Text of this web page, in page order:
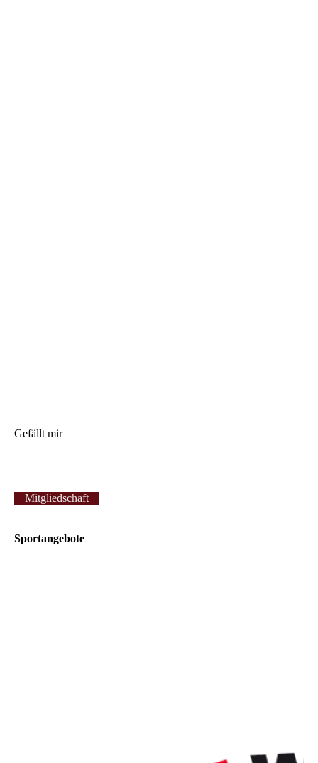
Gefällt mir
Mitgliedschaft
Sportangebote